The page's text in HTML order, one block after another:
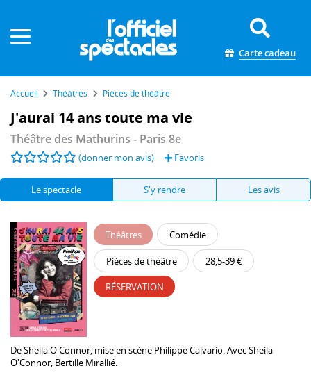
Carte cadeau
Accueil Théâtres Pièces de théâtre
J'aurai 14 ans toute ma vie
Théâtre des Mathurins - Paris 8e
(donner mon avis) Favoris
Le spectacle S'y rendre Les avis
Théâtres Comédie
Pièces de théâtre 28,5-39 €
RÉSERVATION
DeSheila O'Connor , mise en scène Philippe Calvario . AvecSheila
O'Connor Bertille Mirallié